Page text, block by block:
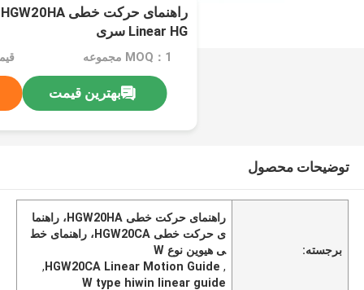
Linear HG سری
MOQ：1 مجموعه
بهترین قیمت
توضیحات محصول
برجسته:
راهنمای حرکت خطی HGW20HA، راهنما
ی حرکت خطی HGW20CA، راهنمای خط
ی هیوین نوع W
,
HGW20CA Linear Motion Guide
,
W type hiwin linear guide